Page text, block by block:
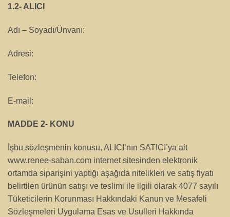
1.2- ALICI
Adı – Soyadı/Ünvanı:
Adresi:
Telefon:
E-mail:
MADDE 2- KONU
İşbu sözleşmenin konusu, ALICI’nın SATICI’ya ait
www.renee-saban.com internet sitesinden elektronik
ortamda siparişini yaptığı aşağıda nitelikleri ve satış fiyatı
belirtilen ürünün satışı ve teslimi ile ilgili olarak 4077 sayılı
Tüketicilerin Korunması Hakkındaki Kanun ve Mesafeli
Sözleşmeleri Uygulama Esas ve Usulleri Hakkında